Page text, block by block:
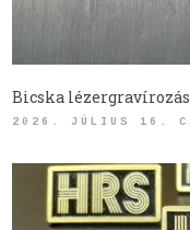
Bicska lézergravírozás
2026. JÚLIUS 16.